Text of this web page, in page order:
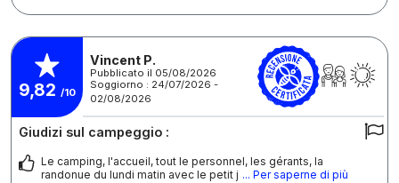
9,82 /10
Vincent P.
Pubblicato il 05/08/2026
Soggiorno : 24/07/2026 -
02/08/2026
Giudizi sul campeggio :
Le camping, l'accueil, tout le personnel, les gérants, la
randonue du lundi matin avec le petit j ... Per saperne di più